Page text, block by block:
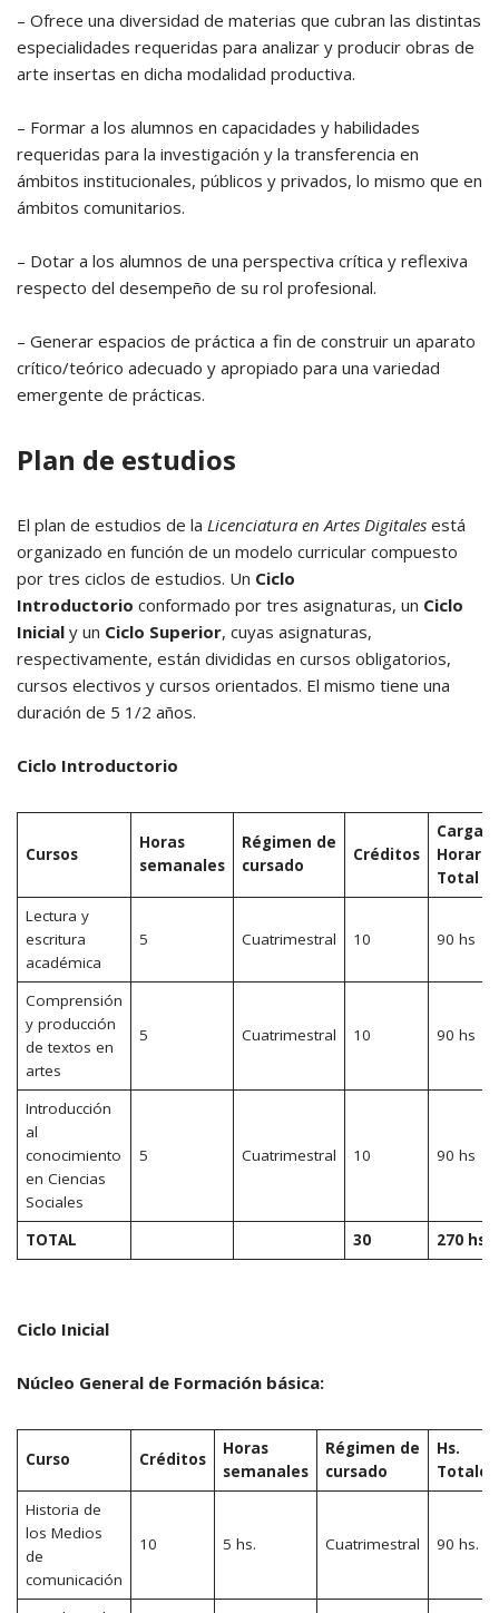
– Ofrece una diversidad de materias que cubran las distintas
especialidades requeridas para analizar y producir obras de
arte insertas en dicha modalidad productiva.
– Formar a los alumnos en capacidades y habilidades
requeridas para la investigación y la transferencia en
ámbitos institucionales, públicos y privados, lo mismo que en
ámbitos comunitarios.
– Dotar a los alumnos de una perspectiva crítica y reflexiva
respecto del desempeño de su rol profesional.
– Generar espacios de práctica a fin de construir un aparato
crítico/teórico adecuado y apropiado para una variedad
emergente de prácticas.
Plan de estudios
El plan de estudios de la Licenciatura en Artes Digitales está
organizado en función de un modelo curricular compuesto
por tres ciclos de estudios. Un Ciclo
Introductorio conformado por tres asignaturas, un Ciclo
Inicial y un Ciclo Superior, cuyas asignaturas,
respectivamente, están divididas en cursos obligatorios,
cursos electivos y cursos orientados. El mismo tiene una
duración de 5 1/2 años.
Ciclo Introductorio
Cursos
Horas
semanales
Régimen de
cursado
Créditos
Carga
Horaria
Total
Lectura y
escritura
académica
5 Cuatrimestral 10 90 hs
Comprensión
y producción
de textos en
artes
5 Cuatrimestral 10 90 hs
Introducción
al
conocimiento
en Ciencias
Sociales
5 Cuatrimestral 10 90 hs
TOTAL 30 270 hs
Ciclo Inicial
Núcleo General de Formación básica:
Curso Créditos
Horas
semanales
Régimen de
cursado
Hs.
Totales
Historia de
los Medios
de
comunicación
10 5 hs. Cuatrimestral 90 hs.